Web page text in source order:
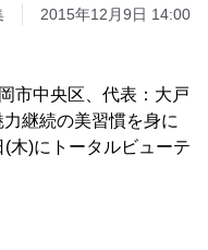
2015年12月9日 14:00
市中央区、代表：大戸
継続の美習慣を身に
木)にトータルビューテ